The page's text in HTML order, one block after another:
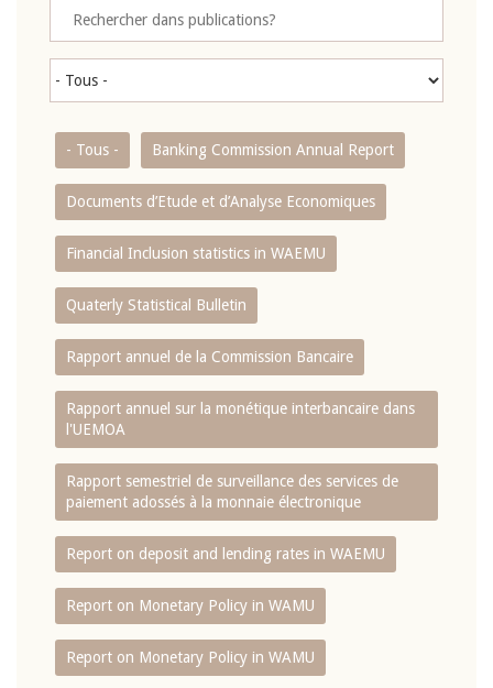
- Tous - Banking Commission Annual Report
Documents d’Etude et d’Analyse Economiques
Financial Inclusion statistics in WAEMU
Quaterly Statistical Bulletin
Rapport annuel de la Commission Bancaire
Rapport annuel sur la monétique interbancaire dans
l'UEMOA
Rapport semestriel de surveillance des services de
paiement adossés à la monnaie électronique
Report on deposit and lending rates in WAEMU
Report on Monetary Policy in WAMU
Report on Monetary Policy in WAMU